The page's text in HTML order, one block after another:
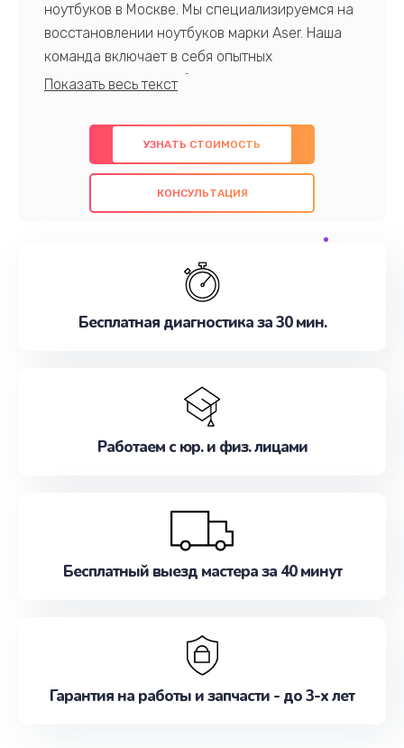
ноутбуков в Москве. Мы специализируемся на
восстановлении ноутбуков марки Aser. Наша
команда включает в себя опытных
профессионалов с обширными знаниями и
предлагаем быстрый и качественный ремонт с
использованием оригинальных компонентов, а
также гарантируем качество всех
проведенных работ. Наша цель - предоставить
обслуживание, удовлетворяя их потребности
наилучшим образом. Не медлите записаться на
УЗНАТЬ СТОИМОСТЬ
КОНСУЛЬТАЦИЯ
Бесплатная диагностика за 30 мин.
Работаем с юр. и физ. лицами
Бесплатный выезд мастера за 40 минут
Гарантия на работы и запчасти - до 3-х лет